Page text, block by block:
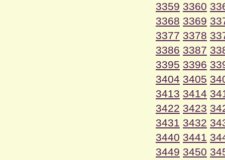
3359 3360
3368 3369
3377 3378
3386 3387
3395 3396
3404 3405
3413 3414
3422 3423
3431 3432
3440 3441
3449 3450